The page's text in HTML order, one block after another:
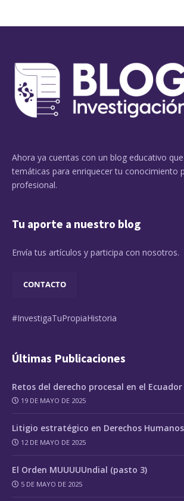
Ahora ya cuentas con un blog educativo
temáticas para enriquecer tu conocimiento
profesional.
Tu aporte a nuestro blog
Envía tus artículos y participa con nosotros.
CONTACTO
#InvestigaTuPropiaHistoria
Últimas Publicaciones
Retos del derecho procesal en el Ecuador
19 DE MAYO DE 2025
Litigio estratégico en Derechos Humanos
12 DE MAYO DE 2025
El Orden MUUUUUndial (pasto 3)
5 DE MAYO DE 2025